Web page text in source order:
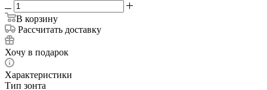
В корзину
Рассчитать доставку
Хочу в подарок
Характеристики
Тип зонта